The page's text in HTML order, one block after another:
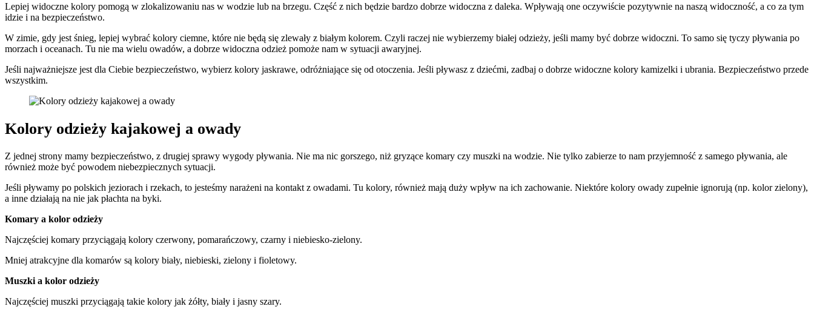
Lepiej widoczne kolory pomogą w zlokalizowaniu nas w wodzie lub na brzegu. Część z nich będzie bardzo dobrze widoczna z daleka. Wpływają one oczywiście pozytywnie na naszą widoczność, a co za tym
idzie i na bezpieczeństwo.
W zimie, gdy jest śnieg, lepiej wybrać kolory ciemne, które nie będą się zlewały z białym kolorem. Czyli raczej nie wybierzemy białej odzieży, jeśli mamy być dobrze widoczni. To samo się tyczy pływania po
morzach i oceanach. Tu nie ma wielu owadów, a dobrze widoczna odzież pomoże nam w sytuacji awaryjnej.
Jeśli najważniejsze jest dla Ciebie bezpieczeństwo, wybierz kolory jaskrawe, odróżniające się od otoczenia. Jeśli pływasz z dziećmi, zadbaj o dobrze widoczne kolory kamizelki i ubrania. Bezpieczeństwo przede
wszystkim.
Kolory odzieży kajakowej a owady
Z jednej strony mamy bezpieczeństwo, z drugiej sprawy wygody pływania. Nie ma nic gorszego, niż gryzące komary czy muszki na wodzie. Nie tylko zabierze to nam przyjemność z samego pływania, ale
również może być powodem niebezpiecznych sytuacji.
Jeśli pływamy po polskich jeziorach i rzekach, to jesteśmy narażeni na kontakt z owadami. Tu kolory, również mają duży wpływ na ich zachowanie. Niektóre kolory owady zupełnie ignorują (np. kolor zielony),
a inne działają na nie jak płachta na byki.
Komary a kolor odzieży
Najczęściej komary przyciągają kolory czerwony, pomarańczowy, czarny i niebiesko-zielony.
Mniej atrakcyjne dla komarów są kolory biały, niebieski, zielony i fioletowy.
Muszki a kolor odzieży
Najczęściej muszki przyciągają takie kolory jak żółty, biały i jasny szary.